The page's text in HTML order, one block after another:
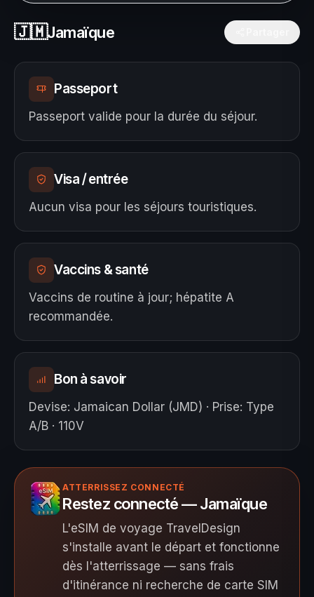
🇯🇲Jamaïque
Passeport
Passeport valide pour la durée du séjour.
Visa / entrée
Aucun visa pour les séjours touristiques.
Vaccins & santé
Vaccins de routine à jour; hépatite A
recommandée.
Bon à savoir
Devise: Jamaican Dollar (JMD) · Prise: Type
A/B · 110V
ATTERRISSEZ CONNECTÉ
Restez connecté — Jamaïque
L'eSIM de voyage TravelDesign
s'installe avant le départ et fonctionne
dès l'atterrissage — sans frais
d'itinérance ni recherche de carte SIM